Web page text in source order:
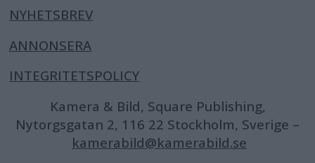
NYHETSBREV
ANNONSERA
INTEGRITETSPOLICY
Kamera & Bild, Square Publishing,
Nytorgsgatan 2, 116 22 Stockholm, Sverige –
kamerabild@kamerabild.se